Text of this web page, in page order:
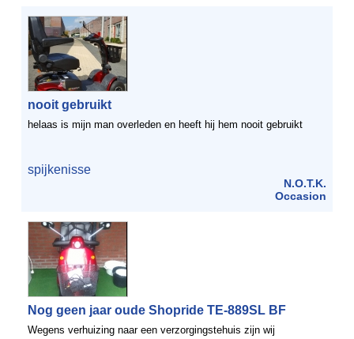
nooit gebruikt
helaas is mijn man overleden en heeft hij hem nooit gebruikt
spijkenisse
N.O.T.K.
Occasion
Nog geen jaar oude Shopride TE-889SL BF
Wegens verhuizing naar een verzorgingstehuis zijn wij